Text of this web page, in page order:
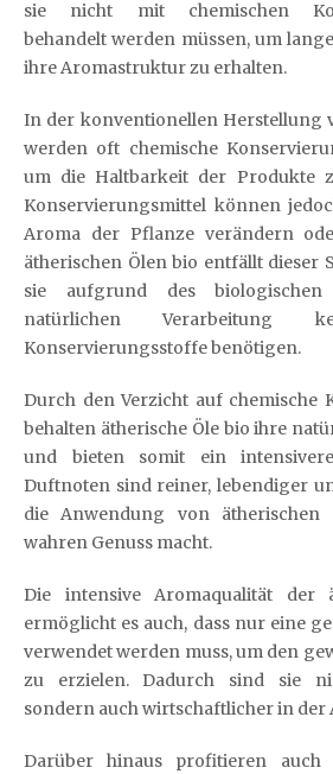
sie nicht mit chemischen
behandelt werden müssen, um
ihre Aromastruktur zu erhalten.
In der konventionellen Herstellung
werden oft chemische
um die Haltbarkeit der Produkte
Konservierungsmittel können
Aroma der Pflanze verändern
ätherischen Ölen bio entfällt dieser
sie aufgrund des
natürlichen Verarbeitung
Konservierungsstoffe benötigen.
Durch den Verzicht auf chemische
behalten ätherische Öle bio ihre
und bieten somit ein
Duftnoten sind reiner, lebendiger
die Anwendung von
wahren Genuss macht.
Die intensive Aromaqualität der
ermöglicht es auch, dass nur eine
verwendet werden muss, um den
zu erzielen. Dadurch sind sie
sondern auch wirtschaftlicher in der
Darüber hinaus profitieren auch